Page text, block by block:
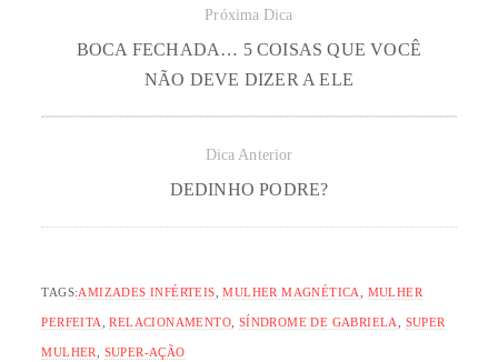
Próxima Dica
BOCA FECHADA… 5 COISAS QUE VOCÊ
NÃO DEVE DIZER A ELE
Dica Anterior
DEDINHO PODRE?
TAGS:AMIZADES INFÉRTEIS ,MULHER MAGNÉTICA MULHER
PERFEITA ,RELACIONAMENTO SÍNDROME DE GABRIELA SUPER
MULHER SUPER-AÇÃO